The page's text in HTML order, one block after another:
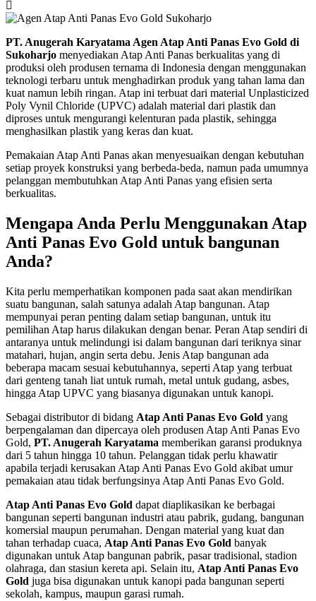
PT. Anugerah Karyatama Agen Atap Anti Panas Evo Gold di
Sukoharjo menyediakan Atap Anti Panas berkualitas yang di
produksi oleh produsen ternama di Indonesia dengan menggunakan
teknologi terbaru untuk menghadirkan produk yang tahan lama dan
kuat namun lebih ringan. Atap ini terbuat dari material Unplasticized
Poly Vynil Chloride (UPVC) adalah material dari plastik dan
diproses untuk mengurangi kelenturan pada plastik, sehingga
menghasilkan plastik yang keras dan kuat.
Pemakaian Atap Anti Panas akan menyesuaikan dengan kebutuhan
setiap proyek konstruksi yang berbeda-beda, namun pada umumnya
pelanggan membutuhkan Atap Anti Panas yang efisien serta
berkualitas.
Mengapa Anda Perlu Menggunakan Atap
Anti Panas Evo Gold untuk bangunan
Anda?
Kita perlu memperhatikan komponen pada saat akan mendirikan
suatu bangunan, salah satunya adalah Atap bangunan. Atap
mempunyai peran penting dalam setiap bangunan, untuk itu
pemilihan Atap harus dilakukan dengan benar. Peran Atap sendiri di
antaranya untuk melindungi isi dalam bangunan dari teriknya sinar
matahari, hujan, angin serta debu. Jenis Atap bangunan ada
beberapa macam sesuai kebutuhannya, seperti Atap yang terbuat
dari genteng tanah liat untuk rumah, metal untuk gudang, asbes,
hingga Atap UPVC yang biasanya digunakan untuk kanopi.
Sebagai distributor di bidang Atap Anti Panas Evo Gold yang
berpengalaman dan dipercaya oleh produsen Atap Anti Panas Evo
Gold, PT. Anugerah Karyatama memberikan garansi produknya
dari 5 tahun hingga 10 tahun. Pelanggan tidak perlu khawatir
apabila terjadi kerusakan Atap Anti Panas Evo Gold akibat umur
pemakaian atau tidak berfungsinya Atap Anti Panas Evo Gold.
Atap Anti Panas Evo Gold dapat diaplikasikan ke berbagai
bangunan seperti bangunan industri atau pabrik, gudang, bangunan
komersial maupun perumahan. Dengan material yang kuat dan
tahan terhadap cuaca, Atap Anti Panas Evo Gold banyak
digunakan untuk Atap bangunan pabrik, pasar tradisional, stadion
olahraga, dan stasiun kereta api. Selain itu, Atap Anti Panas Evo
Gold juga bisa digunakan untuk kanopi pada bangunan seperti
sekolah, kampus, maupun garasi rumah.